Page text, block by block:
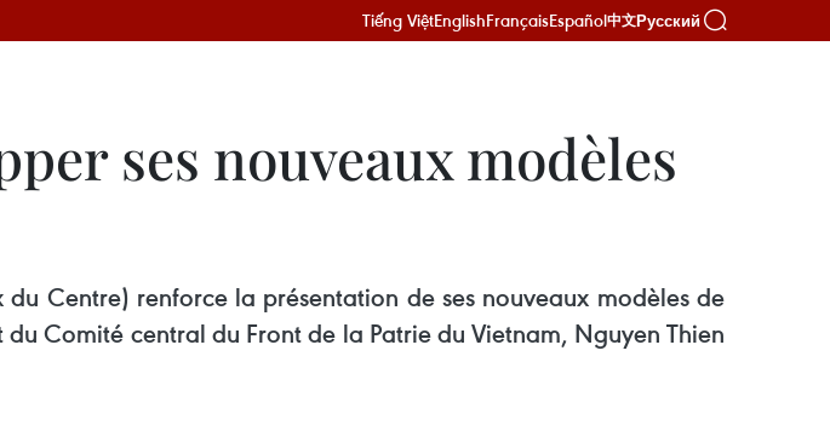
Tiếng ViệtEnglishFrançaisEspañol中文Русский
ses nouveaux modèles
Centre) renforce la présentation de ses nouveaux modèles de
Comité central du Front de la Patrie du Vietnam, Nguyen Thien